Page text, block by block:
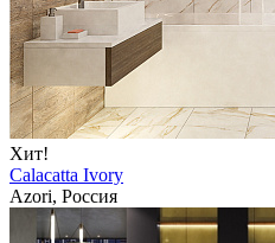
Хит!
Calacatta Ivory
Azori, Россия